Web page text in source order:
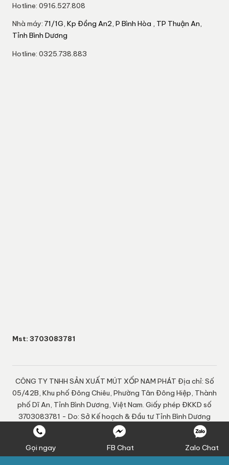
Hotline: 0916.527.808
Nhà máy: 71/1G, Kp Đồng An2, P Bình Hòa , TP Thuận An,
Tỉnh Bình Dương
Hotline: 0325.738.883
Mst: 3703083781
CÔNG TY TNHH SẢN XUẤT MÚT XỐP NAM PHÁT Địa chỉ: Số
05/42B, Khu phố Đông Chiêu, Phường Tân Đông Hiệp, Thành
phố Dĩ An, Tỉnh Bình Dương, Việt Nam. Giấy phép ĐKKD số
3703083781 - Do: Sở Kế hoạch & Đầu tư Tỉnh Bình Dương
cấp ngày 20-09-2022 Chịu trách nhiệm nội dung: Nguyễn
Ngọc Quí
Gọi ngay
FB Chat
Zalo Chat